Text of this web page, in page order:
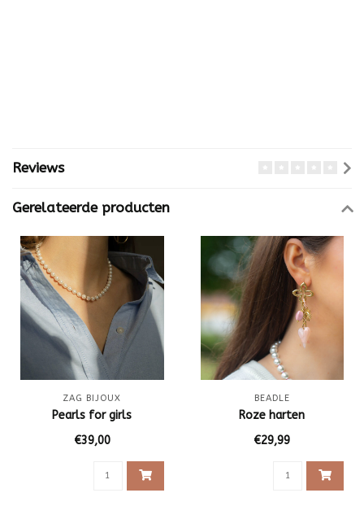
Reviews
Gerelateerde producten
ZAG BIJOUX
Pearls for girls
€39,00
BEADLE
Roze harten
€29,99